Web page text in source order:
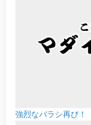
強烈なバラシ再び！